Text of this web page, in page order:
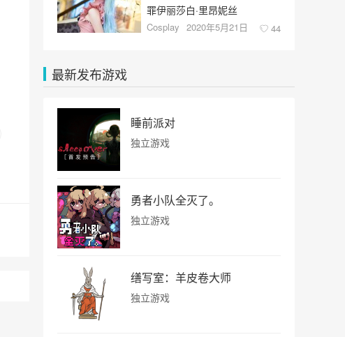
罪伊丽莎白·里昂妮丝
Cosplay 2020年5月21日 44
最新发布游戏
睡前派对
独立游戏
勇者小队全灭了。
独立游戏
缮写室：羊皮卷大师
独立游戏